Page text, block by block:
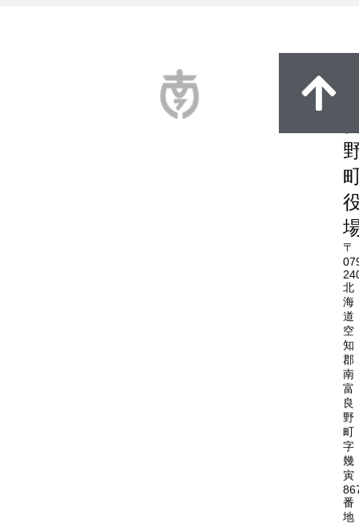
〒
北
海
道
空
知
郡
南
富
良
野
町
字
幾
寅
番
地